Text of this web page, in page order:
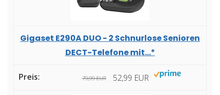
Gigaset E290A DUO - 2 Schnurlose Senioren
DECT-Telefone mit...*
79,99 EUR 52,99 EUR